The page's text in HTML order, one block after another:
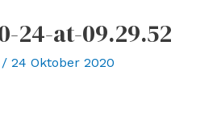
24-at-09.29.52
/ 24 Oktober 2020